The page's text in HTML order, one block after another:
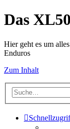
Das
Hier geht es um
Enduros
Zum Inhalt